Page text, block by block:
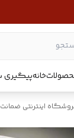
خانهپیگیری
اینترنتی